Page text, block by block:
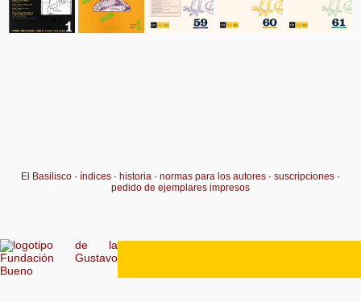
El Basilisco · índices · historia · normas para los autores · suscripciones ·
pedido de ejemplares impresos